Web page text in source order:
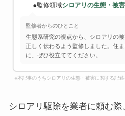
●監修領域シロアリの生態・被
監修者からのひとこと
生態系研究の視点から、シロアリの
正しく伝わるよう監修しました。住
に、ぜひ役立ててください。
※本記事のうちシロアリの生態・被害に関する記述
シロアリ駆除を業者に頼む